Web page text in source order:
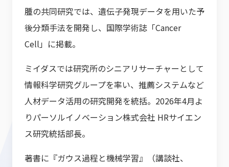
腫の共同研究では、遺伝子発現データを用いた予
後分類手法を開発し、国際学術誌「Cancer
Cell」に掲載。
ミイダスでは研究所のシニアリサーチャーとして
情報科学研究グループを率い、推薦システムなど
人材データ活用の研究開発を統括。2026年4月よ
りパーソルイノベーション株式会社 HRサイエン
ス研究統括部長。
著書に『ガウス過程と機械学習』（講談社、